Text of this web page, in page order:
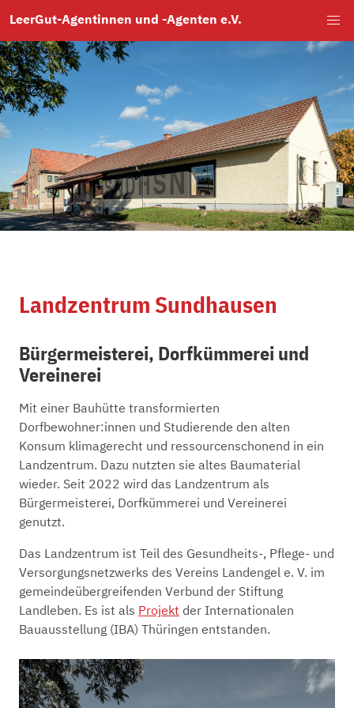
Skip
to
main
content
LeerGut-Agentinnen und -Agenten e.V.
Landzentrum Sundhausen
Bürgermeisterei, Dorfkümmerei und
Vereinerei
Mit einer Bauhütte transformierten
Dorfbewohner:innen und Studierende den alten
Konsum klimagerecht und ressourcenschonend in ein
Landzentrum. Dazu nutzten sie altes Baumaterial
wieder. Seit 2022 wird das Landzentrum als
Bürgermeisterei, Dorfkümmerei und Vereinerei
genutzt.
Das Landzentrum ist Teil des Gesundheits-, Pflege- und
Versorgungsnetzwerks des Vereins Landengel e. V. im
gemeindeübergreifenden Verbund der Stiftung
Landleben. Es ist als Projekt der Internationalen
Bauausstellung (IBA) Thüringen entstanden.